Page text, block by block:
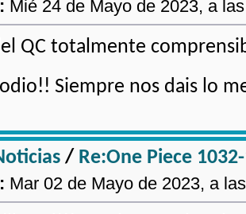
Mié 24 de Mayo de 2023, a
QC totalmente
Siempre nos dais lo
/ Re:One Piece
Mar 02 de Mayo de 2023, a